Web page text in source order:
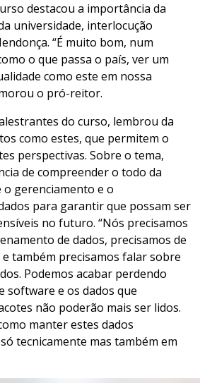
destacou a importância da
universidade, interlocução
“É muito bom, num
o que passa o país, ver um
como este em nossa
o pró-reitor.
do curso, lembrou da
como estes, que permitem o
perspectivas. Sobre o tema,
de compreender o todo da
gerenciamento e o
para garantir que possam ser
no futuro. “Nós precisamos
de dados, precisamos de
também precisamos falar sobre
Podemos acabar perdendo
software e os dados que
não poderão mais ser lidos.
manter estes dados
tecnicamente mas também em